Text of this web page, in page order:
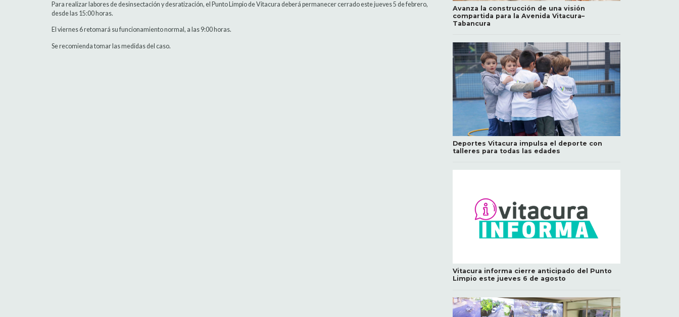
Para realizar labores de desinsectación y desratización, el Punto Limpio de Vitacura deberá permanecer cerrado este jueves 5 de febrero,
desde las 15:00 horas.
El viernes 6 retomará su funcionamiento normal, a las 9:00 horas.
Se recomienda tomar las medidas del caso.
Avanza la construcción de una visión
compartida para la Avenida Vitacura–
Tabancura
Deportes Vitacura impulsa el deporte con
talleres para todas las edades
Vitacura informa cierre anticipado del Punto
Limpio este jueves 6 de agosto